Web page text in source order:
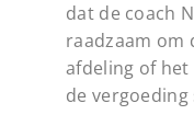
dat de coach
raadzaam om
afdeling of
de